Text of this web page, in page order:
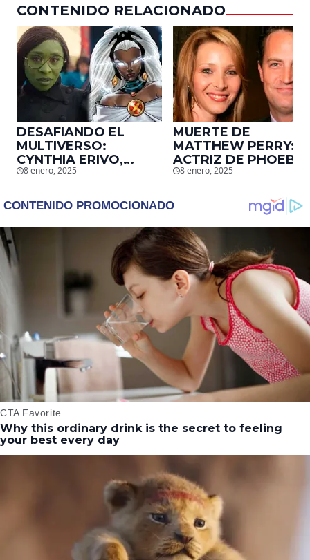
CONTENIDO RELACIONADO
DESAFIANDO EL
MULTIVERSO:
CYNTHIA ERIVO,
PROTAGONISTA DE
SER STORM EN EL
MCU
8 enero, 2025
MUERTE DE
MATTHEW PERRY:
ACTRIZ DE PHOEBE,
EN ‘FRIENDS’,
EMOTIVO MENSAJE
QUE EL ACTOR LE
DEJÓ
8 enero, 2025